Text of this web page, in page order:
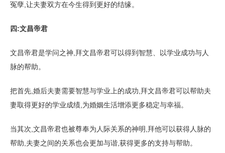
冤孽,让夫妻双方在今生得到更好的结缘。
四:文昌帝君
文昌帝君是学问之神,拜文昌帝君可以得到智慧、以学业成功与人
脉的帮助。
把首先,婚后夫妻需要智慧与学业上的成功,拜文昌帝君可以帮助夫
妻取得更好的学业成绩,为婚姻生活增添更多稳定与幸福。
当其次,文昌帝君也被尊奉为人际关系的神明,拜他可以获得人脉的
帮助,夫妻之间的关系也会更加与谐,获得更多的支持与帮助。